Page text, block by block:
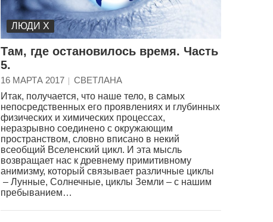
ЛЮДИ Х
Там, где остановилось время. Часть
5.
16 МАРТА 2017
СВЕТЛАНА
Итак, получается, что наше тело, в самых
непосредственных его проявлениях и глубинных
физических и химических процессах,
неразрывно соединено с окружающим
пространством, словно вписано в некий
всеобщий Вселенский цикл. И эта мысль
возвращает нас к древнему примитивному
анимизму, который связывает различные циклы
– Лунные, Солнечные, циклы Земли – с нашим
пребыванием…